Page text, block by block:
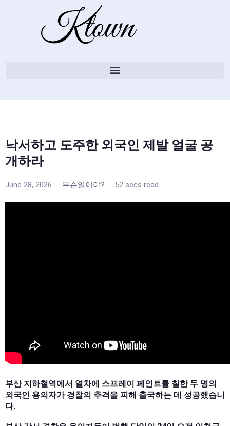
낙서하고 도주한 외국인 제발 얼굴 공
개하라
June 28, 2026 무슨일이야? 52 secs read
부산 지하철역에서 열차에 스프레이 페인트를 칠한 두 명의
외국인 용의자가 경찰의 추격을 피해 출국하는 데 성공했습니
다.